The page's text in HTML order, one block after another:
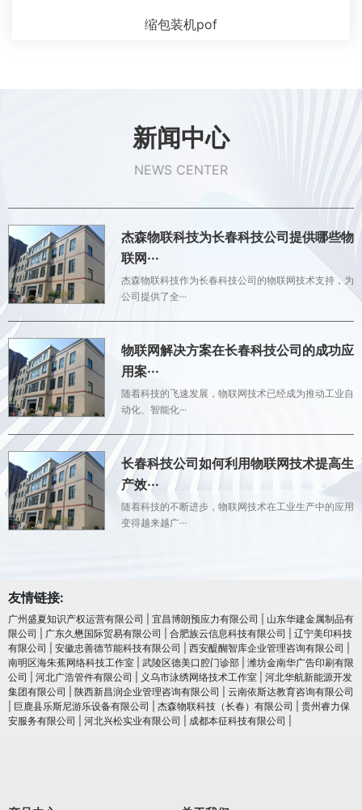
缩包装机pof
新闻中心
NEWS CENTER
杰森物联科技为长春科技公司提供哪些物
联网···
杰森物联科技作为长春科技公司的物联网技术支持，为
公司提供了全···
物联网解决方案在长春科技公司的成功应
用案···
随着科技的飞速发展，物联网技术已经成为推动工业自
动化、智能化···
长春科技公司如何利用物联网技术提高生
产效···
随着科技的不断进步，物联网技术在工业生产中的应用
变得越来越广···
友情链接:
广州盛夏知识产权运营有限公司 宜昌博朗预应力有限公司
山东华建金属制品有
限公司
广东久懋国际贸易有限公司 合肥族云信息科技有限公司
辽宁美印科技
有限公司
安徽忠善德节能科技有限公司 西安醍醐智库企业管理咨询有限公司
南明区海朱蕉网络科技工作室
武陵区德美口腔门诊部
潍坊金南华广告印刷有限
公司
河北广浩管件有限公司 义乌市泳绣网络技术工作室
河北华航新能源开发
集团有限公司
陕西新昌润企业管理咨询有限公司
云南依斯达教育咨询有限公司
巨鹿县乐斯尼游乐设备有限公司 杰森物联科技（长春）有限公司
贵州睿力保
安服务有限公司
河北兴松实业有限公司 成都本征科技有限公司